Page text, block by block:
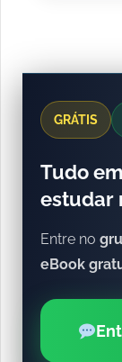
GRÁTIS
Tudo
estudar
Entre no
eBook